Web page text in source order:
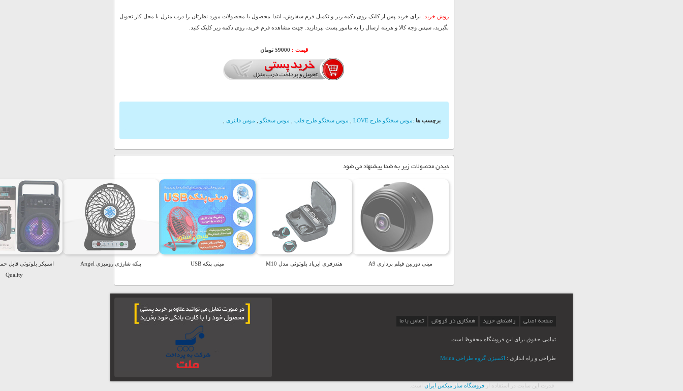
روش خرید: برای خرید پس از کلیک روی دکمه زیر و تکمیل فرم سفارش، ابتدا محصول یا محصولات مورد نظرتان را درب منزل یا محل کار تحویل
بگیرید، سپس وجه کالا و هزینه ارسال را به مامور پست بپردازید. جهت مشاهده فرم خرید، روی دکمه زیر کلیک کنید.
قیمت : 59000 تومان
برچسب ها :موس سخنگو طرح LOVE موس سخنگو طرح قلب موس سخنگو موس فانتزی
دیدن محصولات زیر به شما پیشنهاد می شود
مینی دوربین فیلم برداری A9 هندزفری ایرپاد بلوتوثی مدل M10 مینی پنکه USB
پنکه شارژی رومیزی Angel
Quality
صفحه اصلی راهنمای خرید همکاری در فروش تماس با ما
تمامی حقوق برای این فروشگاه محفوظ است
طراحی و راه اندازی : اکسیژن گروه طراحی Msina
قدرت اين سايت در استفاده از فروشگاه ساز ميکس ايران است.